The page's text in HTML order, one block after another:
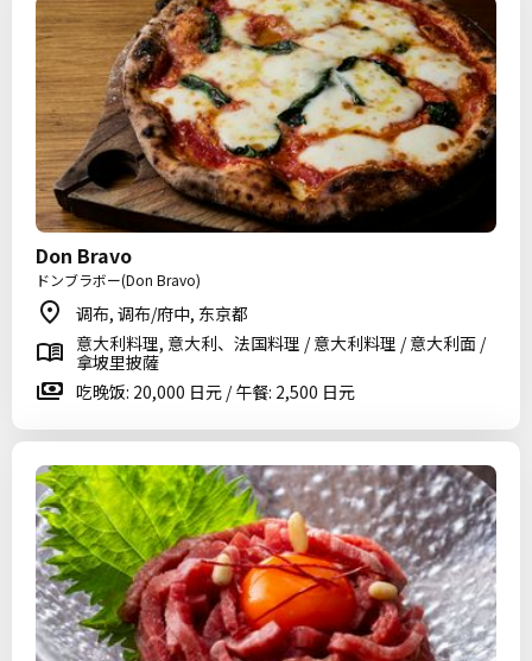
Don Bravo
ドンブラボー(Don Bravo)
调布, 调布/府中, 东京都
意大利料理, 意大利、法国料理 / 意大利料理 / 意大利面 /
拿坡里披薩
吃晚饭: 20,000 日元 / 午餐: 2,500 日元